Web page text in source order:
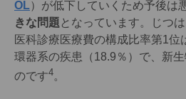
OL）が低下していくため予後は
きな問題 となっています。じつ
医科診療医療費の構成比率第1位
環器系の疾患（18.9％）で、新
のです4。